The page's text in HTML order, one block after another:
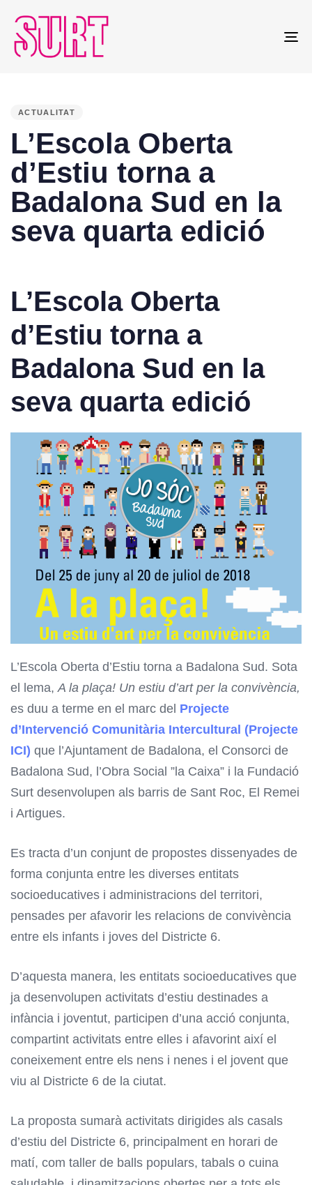
ACTUALITAT
L’Escola Oberta
d’Estiu torna a
Badalona Sud en la
seva quarta edició
L’Escola Oberta
d’Estiu torna a
Badalona Sud en la
seva quarta edició
L’Escola Oberta d’Estiu torna a Badalona Sud. Sota
el lema, A la plaça! Un estiu d’art per la convivència,
es duu a terme en el marc del Projecte
d’Intervenció Comunitària Intercultural (Projecte
ICI) que l’Ajuntament de Badalona, el Consorci de
Badalona Sud, l’Obra Social ”la Caixa” i la Fundació
Surt desenvolupen als barris de Sant Roc, El Remei
i Artigues.
Es tracta d’un conjunt de propostes dissenyades de
forma conjunta entre les diverses entitats
socioeducatives i administracions del territori,
pensades per afavorir les relacions de convivència
entre els infants i joves del Districte 6.
D’aquesta manera, les entitats socioeducatives que
ja desenvolupen activitats d’estiu destinades a
infància i joventut, participen d’una acció conjunta,
compartint activitats entre elles i afavorint així el
coneixement entre els nens i nenes i el jovent que
viu al Districte 6 de la ciutat.
La proposta sumarà activitats dirigides als casals
d’estiu del Districte 6, principalment en horari de
matí, com taller de balls populars, tabals o cuina